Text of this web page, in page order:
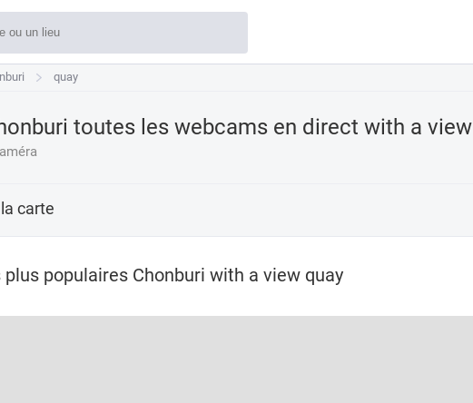
quay
toutes les webcams en direct with a view
carte
plus populaires Chonburi with a view quay